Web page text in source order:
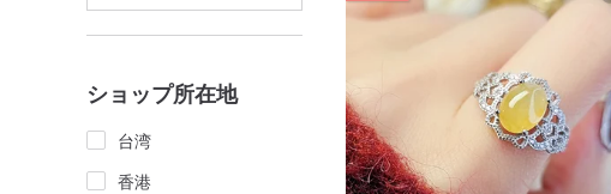
ショップ所在地
台湾
香港